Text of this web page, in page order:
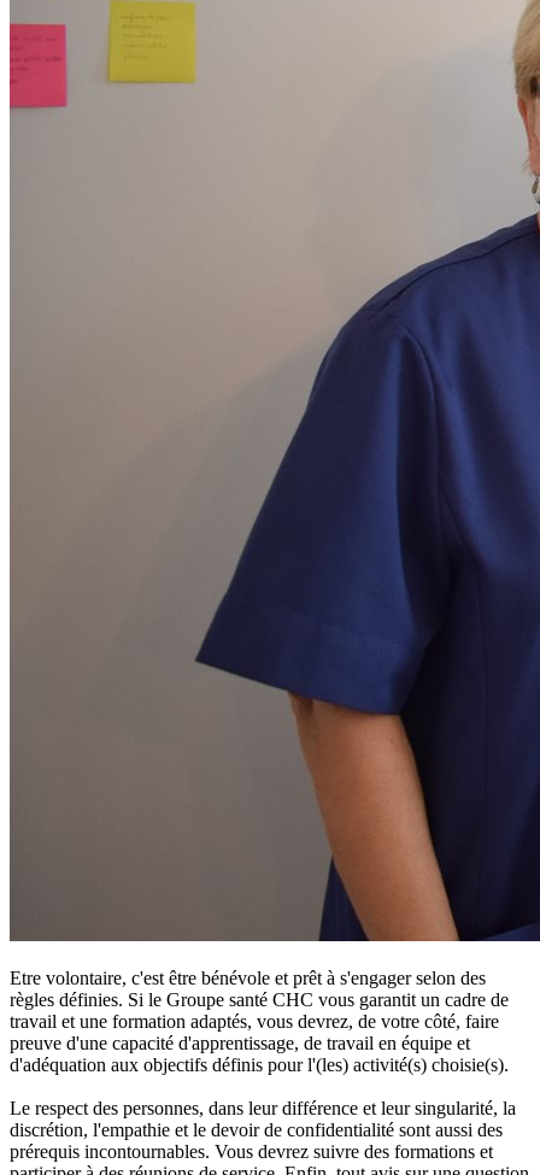
Etre volontaire, c'est être bénévole et prêt à s'engager selon des
règles définies. Si le Groupe santé CHC vous garantit un cadre de
travail et une formation adaptés, vous devrez, de votre côté, faire
preuve d'une capacité d'apprentissage, de travail en équipe et
d'adéquation aux objectifs définis pour l'(les) activité(s) choisie(s).
Le respect des personnes, dans leur différence et leur singularité, la
discrétion, l'empathie et le devoir de confidentialité sont aussi des
prérequis incontournables. Vous devrez suivre des formations et